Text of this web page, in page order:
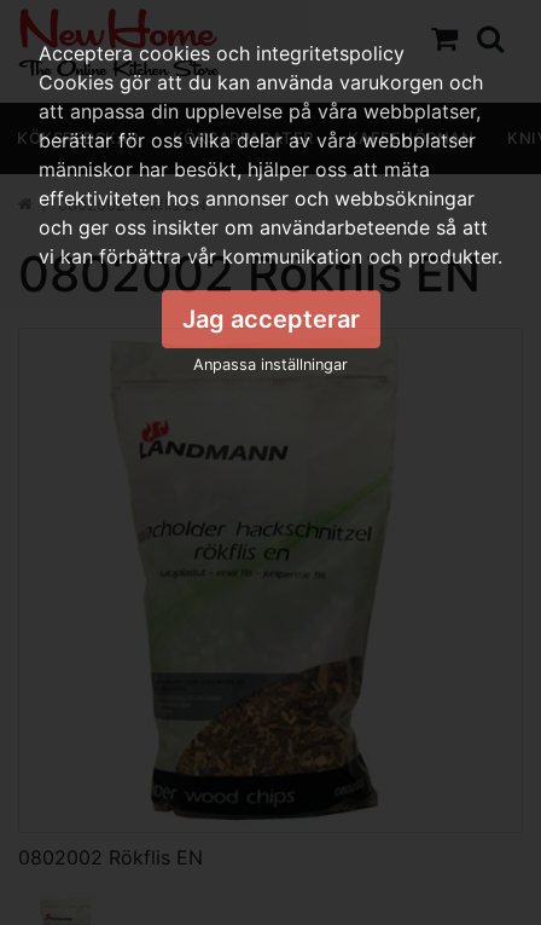
KÖKSREDSKAP KÖKSAPPARATER KAFFEHÖRNAN
0802002 Rökflis EN
0802002 Rökflis EN
0802002 Rökflis EN
Acceptera cookies och integritetspolicy
Cookies gör att du kan använda varukorgen och
att anpassa din upplevelse på våra webbplatser,
berättar för oss vilka delar av våra webbplatser
människor har besökt, hjälper oss att mäta
effektiviteten hos annonser och webbsökningar
och ger oss insikter om användarbeteende så att
vi kan förbättra vår kommunikation och produkter.
Jag accepterar
Anpassa inställningar